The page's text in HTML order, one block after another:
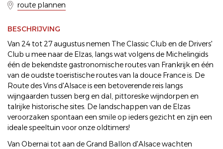
route plannen
BESCHRIJVING
Van 24 tot 27 augustus nemen The Classic Club en de Drivers'
Club u mee naar de Elzas, langs wat volgens de Michelingids
één de bekendste gastronomische routes van Frankrijk en één
van de oudste toeristische routes van la douce France is. De
Route des Vins d'Alsace is een betoverende reis langs
wijngaarden tussen berg en dal, pittoreske wijndorpen en
talrijke historische sites. De landschappen van de Elzas
veroorzaken spontaan een smile op ieders gezicht en zijn een
ideale speeltuin voor onze oldtimers!
Van Obernai tot aan de Grand Ballon d'Alsace wachten